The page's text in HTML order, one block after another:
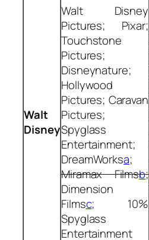
Walt
Disney
Walt Disney
Pictures; Pixar;
Touchstone
Pictures;
Disneynature;
Hollywood
Pictures; Caravan
Pictures;
Spyglass
Entertainment;
DreamWorksa;
Miramax Filmsb;
Dimension
Filmsc; 10%
Spyglass
Entertainment